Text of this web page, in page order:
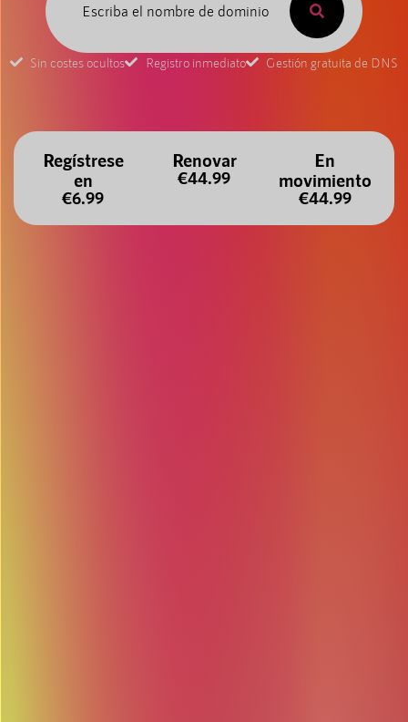
Sin costes ocultos Registro inmediato Gestión gratuita de DNS
Regístrese
en
€6.99
Renovar
€44.99
En
movimiento
€44.99